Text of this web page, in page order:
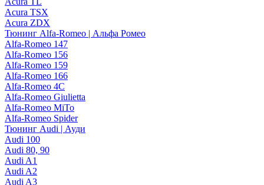
Acura TSX
Acura ZDX
Тюнинг Alfa-Romeo | Альфа Ромео
Alfa-Romeo 147
Alfa-Romeo 156
Alfa-Romeo 159
Alfa-Romeo 166
Alfa-Romeo 4C
Alfa-Romeo Giulietta
Alfa-Romeo MiTo
Alfa-Romeo Spider
Тюнинг Audi | Ауди
Audi 100
Audi 80, 90
Audi A1
Audi A2
Audi A3